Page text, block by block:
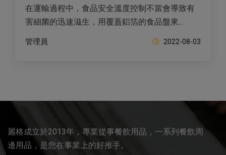
在運輸過程中，食品安全溫度控制不當會導致有
害細菌的迅速滋生，用覆蓋鋁箔的食品盤來...
管理員 2022-08-03
麗格成立於2013年，專業從事餐飲用品，一系列餐飲周
邊用品，是您在事業上的好推手。